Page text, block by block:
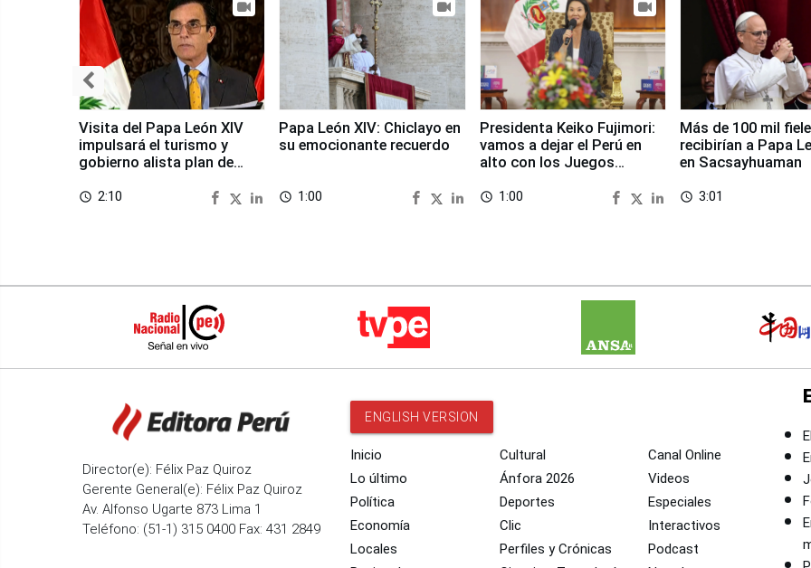
Visita del Papa León XIV
impulsará el turismo y
gobierno alista plan de
access_time 2:10
Papa León XIV: Chiclayo en
su emocionante recuerdo
access_time 1:00
Presidenta Keiko Fujimori:
vamos a dejar el Perú en
alto con los Juegos
access_time 1:00
Más de 100 mil
recibirían a Papa
en Sacsayhuaman
access_time 3:01
Director(e): Félix Paz Quiroz
Gerente General(e): Félix Paz Quiroz
Av. Alfonso Ugarte 873 Lima 1
Teléfono: (51-1) 315 0400 Fax: 431 2849
ENGLISH VERSION
Inicio
Lo último
Política
Economía
Locales
Cultural
Ánfora 2026
Deportes
Clic
Perfiles y Crónicas
Canal Online
Videos
Especiales
Interactivos
Podcast